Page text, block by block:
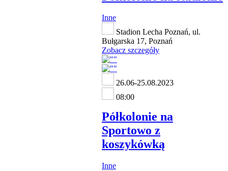
Inne
Stadion Lecha Poznań, ul.
Bułgarska 17, Poznań
Zobacz szczegóły
26.06-25.08.2023
08:00
Półkolonie na
Sportowo z
koszykówką
Inne